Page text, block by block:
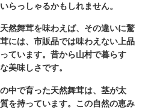
らっしゃるかもしれません。
然舞茸を味わえば、その違いに驚
には、市販品では味わえない上品
ています。昔から山村で暮らす
美味しさです。
中で育った天然舞茸は、茎が太
を持っています。この自然の恵み